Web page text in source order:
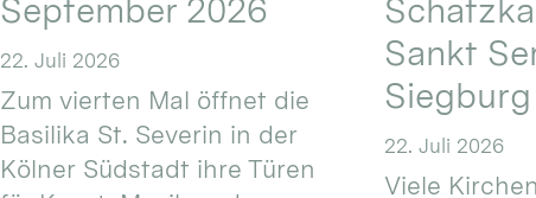
September 2026
22. Juli 2026
Zum vierten Mal öffnet die
Basilika St. Severin in der
Kölner Südstadt ihre Türen
Sankt
Siegburg
22. Juli 2026
Viele